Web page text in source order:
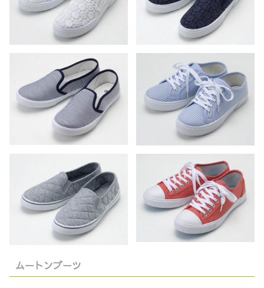
ムートンブーツ